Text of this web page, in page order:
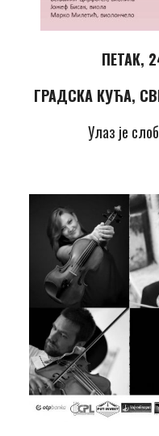
ПЕТАК,
ГРАДСКА КУЋА,
Улаз је